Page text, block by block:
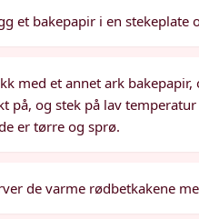
et bakepapir i en
med et annet ark
på, og stek på lav
er tørre og sprø.
de varme rødbetkakene